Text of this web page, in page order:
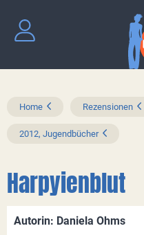
Home Rezensionen
2012, Jugendbücher
Harpyienblut
Autorin: Daniela Ohms